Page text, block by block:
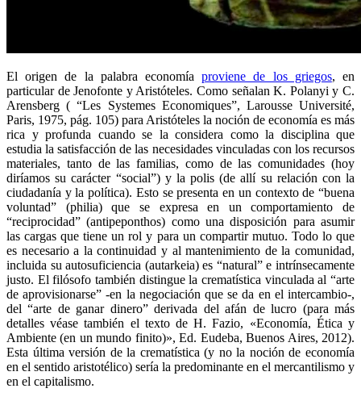
El origen de la palabra economíaproviene de los griegos, en
particular de Jenofonte y Aristóteles. Como señalan K. Polanyi y C.
Arensberg ( “Les Systemes Economiques”, Larousse Université,
Paris, 1975, pág. 105) para Aristóteles la noción de economía es más
rica y profunda cuando se la considera como la disciplina que
estudia la satisfacción de las necesidades vinculadas con los recursos
materiales, tanto de las familias, como de las comunidades (hoy
diríamos su carácter “social”) y la polis (de allí su relación con la
ciudadanía y la política). Esto se presenta en un contexto de “buena
voluntad” (philia) que se expresa en un comportamiento de
“reciprocidad” (antipeponthos) como una disposición para asumir
las cargas que tiene un rol y para un compartir mutuo. Todo lo que
es necesario a la continuidad y al mantenimiento de la comunidad,
incluida su autosuficiencia (autarkeia) es “natural” e intrínsecamente
justo. El filósofo también distingue la crematística vinculada al “arte
de aprovisionarse” -en la negociación que se da en el intercambio-,
del “arte de ganar dinero” derivada del afán de lucro (para más
detalles véase también el texto de H. Fazio, «Economía, Ética y
Ambiente (en un mundo finito)», Ed. Eudeba, Buenos Aires, 2012).
Esta última versión de la crematística (y no la noción de economía
en el sentido aristotélico) sería la predominante en el mercantilismo y
en el capitalismo.